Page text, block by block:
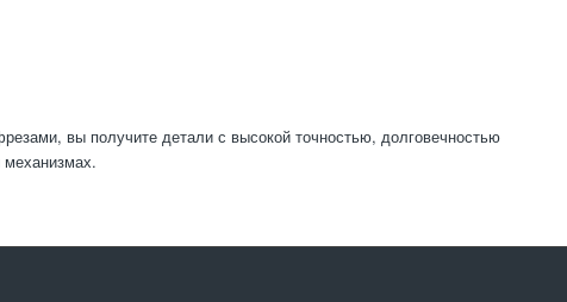
вы получите детали с высокой точностью, долговечностью
механизмах.